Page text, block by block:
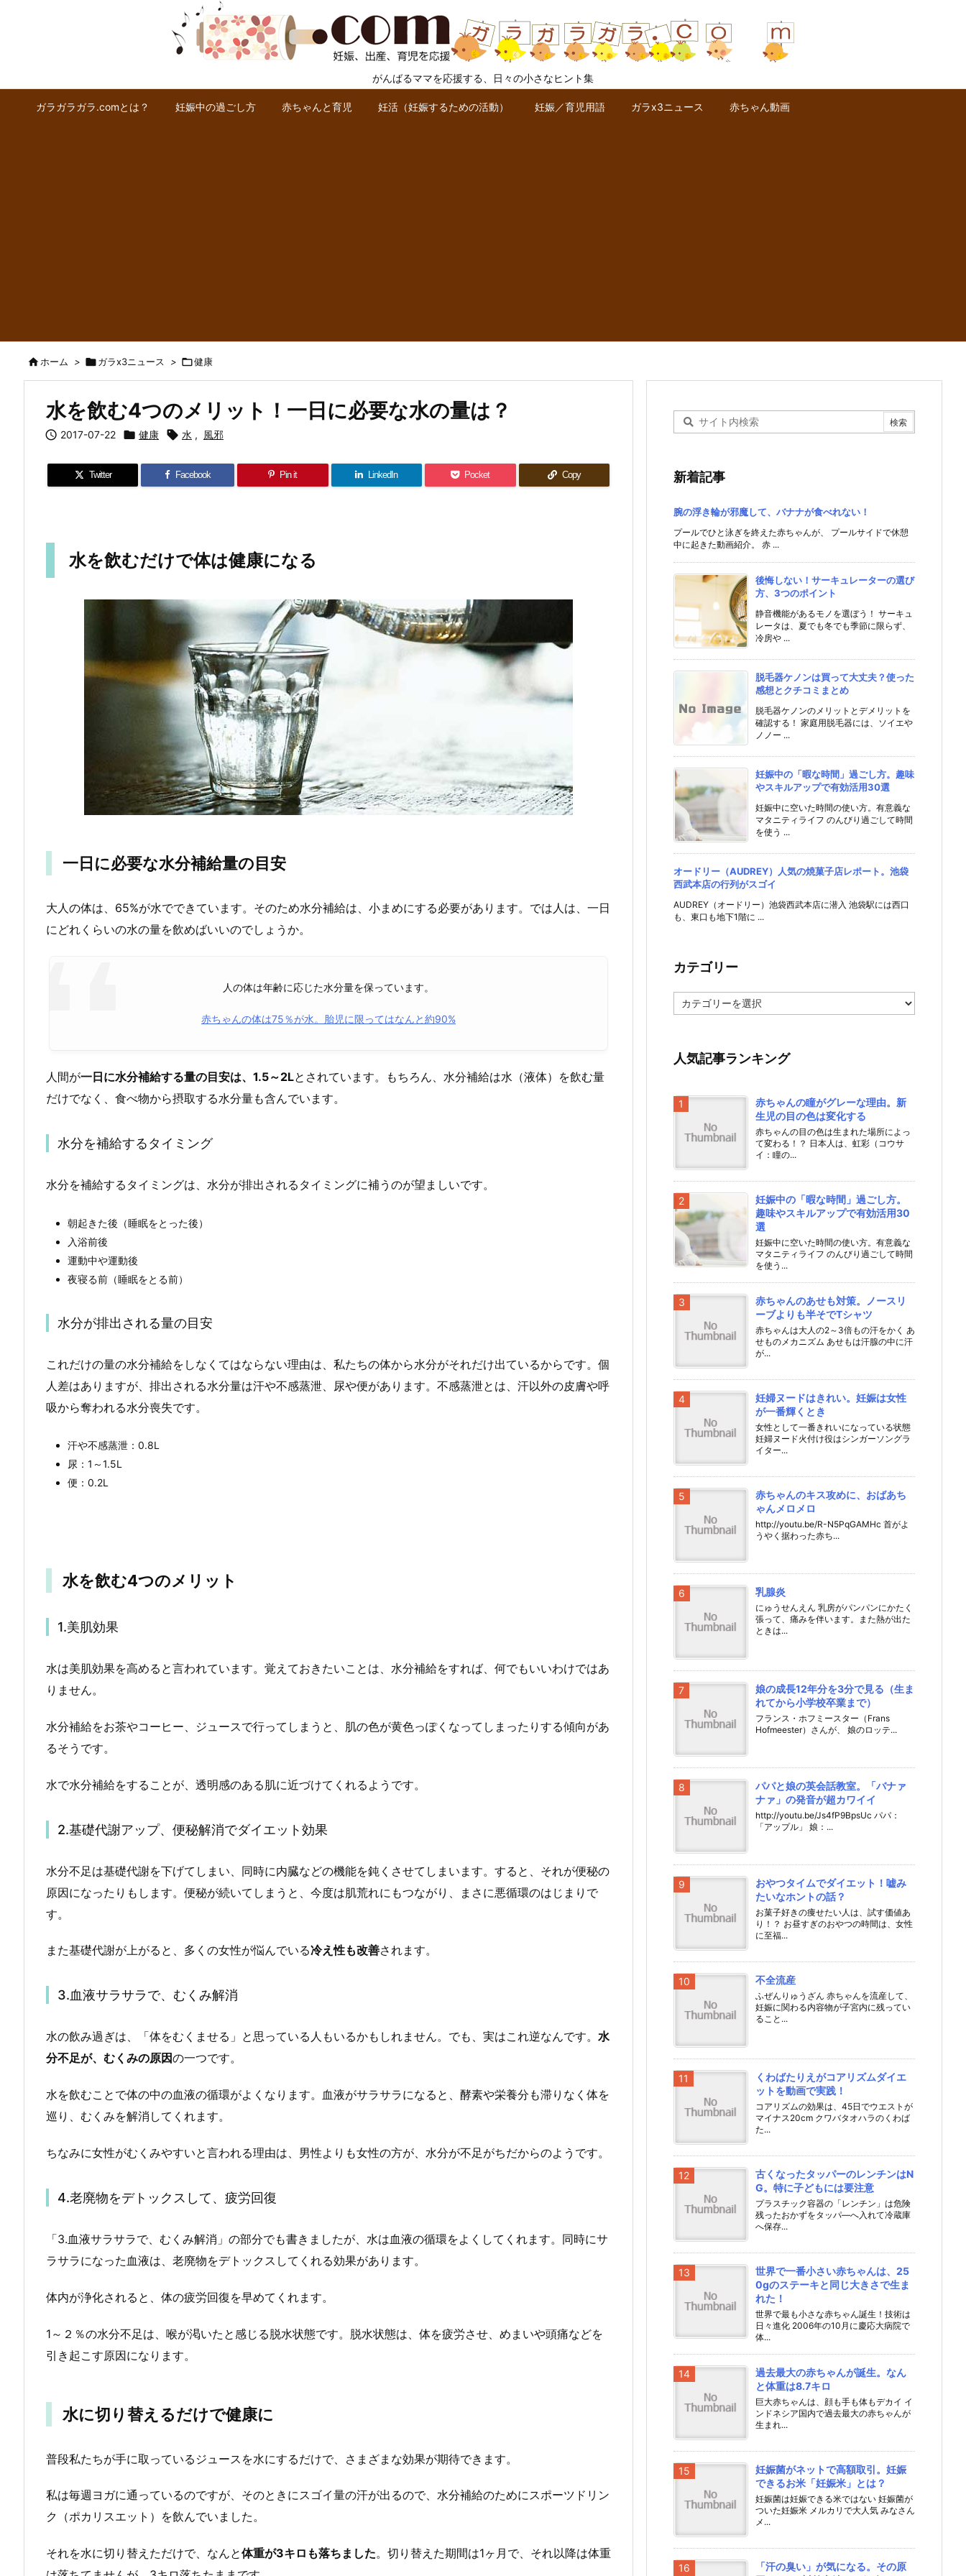
がんばるママを応援する、日々の小さなヒント集
ガラガラガラ.comとは？ 妊娠中の過ごし方 赤ちゃんと育児 妊活（妊娠するための活動） 妊娠／育児用語 ガラx3ニュース 赤ちゃん動画
ホーム > ガラx3ニュース > 健康
水を飲む4つのメリット！一日に必要な水の量は？
 2017-07-22  健康  水 , 風邪
Twitter Facebook Pin it LinkedIn Pocket Copy
水を飲むだけで体は健康になる
一日に必要な水分補給量の目安
大人の体は、65%が水でできています。そのため水分補給は、小まめにする必要があります。では人は、一日
にどれくらいの水の量を飲めばいいのでしょうか。
人の体は年齢に応じた水分量を保っています。
赤ちゃんの体は75％が水。胎児に限ってはなんと約90%
人間が一日に水分補給する量の目安は、1.5～2Lとされています。もちろん、水分補給は水（液体）を飲む量
だけでなく、食べ物から摂取する水分量も含んでいます。
水分を補給するタイミング
水分を補給するタイミングは、水分が排出されるタイミングに補うのが望ましいです。
朝起きた後（睡眠をとった後）
入浴前後
運動中や運動後
夜寝る前（睡眠をとる前）
水分が排出される量の目安
これだけの量の水分補給をしなくてはならない理由は、私たちの体から水分がそれだけ出ているからです。個
人差はありますが、排出される水分量は汗や不感蒸泄、尿や便があります。不感蒸泄とは、汗以外の皮膚や呼
吸から奪われる水分喪失です。
汗や不感蒸泄：0.8L
尿：1～1.5L
便：0.2L
水を飲む4つのメリット
1.美肌効果
水は美肌効果を高めると言われています。覚えておきたいことは、水分補給をすれば、何でもいいわけではあ
りません。
水分補給をお茶やコーヒー、ジュースで行ってしまうと、肌の色が黄色っぽくなってしまったりする傾向があ
るそうです。
水で水分補給をすることが、透明感のある肌に近づけてくれるようです。
2.基礎代謝アップ、便秘解消でダイエット効果
水分不足は基礎代謝を下げてしまい、同時に内臓などの機能を鈍くさせてしまいます。すると、それが便秘の
原因になったりもします。便秘が続いてしまうと、今度は肌荒れにもつながり、まさに悪循環のはじまりで
す。
また基礎代謝が上がると、多くの女性が悩んでいる冷え性も改善されます。
3.血液サラサラで、むくみ解消
水の飲み過ぎは、「体をむくませる」と思っている人もいるかもしれません。でも、実はこれ逆なんです。 水
分不足が、むくみの原因の一つです。
水を飲むことで体の中の血液の循環がよくなります。血液がサラサラになると、酵素や栄養分も滞りなく体を
巡り、むくみを解消してくれます。
ちなみに女性がむくみやすいと言われる理由は、男性よりも女性の方が、水分が不足がちだからのようです。
4.老廃物をデトックスして、疲労回復
「3.血液サラサラで、むくみ解消」の部分でも書きましたが、水は血液の循環をよくしてくれます。同時にサ
ラサラになった血液は、老廃物をデトックスしてくれる効果があります。
体内が浄化されると、体の疲労回復を早めてくれます。
1～２％の水分不足は、喉が渇いたと感じる脱水状態です。脱水状態は、体を疲労させ、めまいや頭痛などを
引き起こす原因になります。
水に切り替えるだけで健康に
普段私たちが手に取っているジュースを水にするだけで、さまざまな効果が期待できます。
私は毎週ヨガに通っているのですが、そのときにスゴイ量の汗が出るので、水分補給のためにスポーツドリン
ク（ポカリスエット）を飲んでいました。
それを水に切り替えただけで、なんと体重が3キロも落ちました。切り替えた期間は1ヶ月で、それ以降は体重
新着記事
腕の浮き輪が邪魔して、バナナが食べれない！
プールでひと泳ぎを終えた赤ちゃんが、 プールサイドで休憩
中に起きた動画紹介。 赤 ...
後悔しない！サーキュレーターの選び
方、3つのポイント
静音機能があるモノを選ぼう！ サーキュ
レータは、夏でも冬でも季節に限らず、
冷房や ...
脱毛器ケノンは買って大丈夫？使った
感想とクチコミまとめ
脱毛器ケノンのメリットとデメリットを
確認する！ 家庭用脱毛器には、ソイエや
ノノー ...
妊娠中の「暇な時間」過ごし方。趣味
やスキルアップで有効活用30選
妊娠中に空いた時間の使い方。有意義な
マタニティライフ のんびり過ごして時間
を使う ...
オードリー（AUDREY）人気の焼菓子店レポート。池袋
西武本店の行列がスゴイ
AUDREY（オードリー）池袋西武本店に潜入 池袋駅には西口
も、東口も地下1階に ...
カテゴリー
テ
ー
人気記事ランキング
赤ちゃんの瞳がグレーな理由。新
生児の目の色は変化する
赤ちゃんの目の色は生まれた場所によっ
て変わる！？ 日本人は、虹彩（コウサ
イ：瞳の...
妊娠中の「暇な時間」過ごし方。
趣味やスキルアップで有効活用30
選
妊娠中に空いた時間の使い方。有意義な
マタニティライフ のんびり過ごして時間
を使う...
赤ちゃんのあせも対策。ノースリ
ーブよりも半そでTシャツ
赤ちゃんは大人の2～3倍もの汗をかく あ
せものメカニズム あせもは汗腺の中に汗
が...
妊婦ヌードはきれい。妊娠は女性
が一番輝くとき
女性として一番きれいになっている状態
妊婦ヌード火付け役はシンガーソングラ
イター...
赤ちゃんのキス攻めに、おばあち
ゃんメロメロ
http://youtu.be/R-N5PqGAMHc 首がよ
うやく据わった赤ち...
乳腺炎
にゅうせんえん 乳房がパンパンにかたく
張って、痛みを伴います。また熱が出た
ときは...
娘の成長12年分を3分で見る（生ま
れてから小学校卒業まで）
フランス・ホフミースター（Frans
Hofmeester）さんが、 娘のロッテ...
パパと娘の英会話教室。「バナァ
ナァ」の発音が超カワイイ
http://youtu.be/Js4fP9BpsUc パパ：
「アップル」 娘：...
おやつタイムでダイエット！嘘み
たいなホントの話？
お菓子好きの痩せたい人は、試す価値あ
り！？ お昼すぎのおやつの時間は、女性
に至福...
不全流産
ふぜんりゅうざん 赤ちゃんを流産して、
妊娠に関わる内容物が子宮内に残ってい
ること...
くわばたりえがコアリズムダイエ
ットを動画で実践！
コアリズムの効果は、45日でウエストが
マイナス20cm クワバタオハラのくわば
た...
古くなったタッパーのレンチンはN
G。特に子どもには要注意
プラスチック容器の「レンチン」は危険
残ったおかずをタッパ―へ入れて冷蔵庫
へ保存...
世界で一番小さい赤ちゃんは、25
0gのステーキと同じ大きさで生ま
れた！
世界で最も小さな赤ちゃん誕生！技術は
日々進化 2006年の10月に慶応大病院で
体...
過去最大の赤ちゃんが誕生。なん
と体重は8.7キロ
巨大赤ちゃんは、顔も手も体もデカイ イ
ンドネシア国内で過去最大の赤ちゃんが
生まれ...
妊娠菌がネットで高額取引。妊娠
できるお米「妊娠米」とは？
妊娠菌は妊娠できる米ではない 妊娠菌が
ついた妊娠米 メルカリで大人気 みなさん
メ...
「汗の臭い」が気になる。その原